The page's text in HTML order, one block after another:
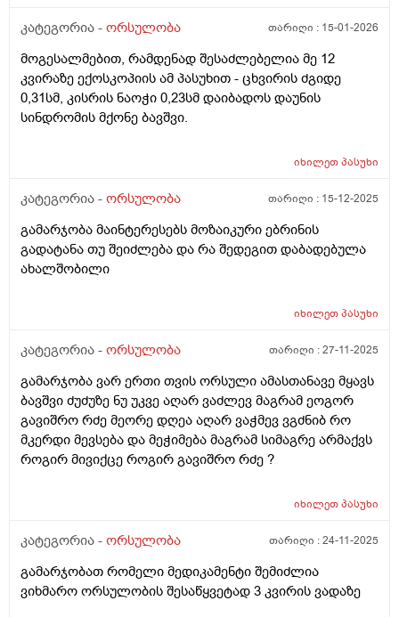
რაც ასე ვარ.
კატეგორია - ორსულობა თარიღი : 15-01-2026
მოგესალმებით, რამდენად შესაძლებელია მე 12
კვირაზე ექოსკოპიის ამ პასუხით - ცხვირის ძგიდე
0,31სმ, კისრის ნაოჭი 0,23სმ დაიბადოს დაუნის
სინდრომის მქონე ბავშვი.
იხილეთპასუხი
კატეგორია - ორსულობა თარიღი : 15-12-2025
გამარჯობა მაინტერესებს მოზაიკური ებრინის
გადატანა თუ შეიძლება და რა შედეგით დაბადებულა
ახალშობილი
იხილეთპასუხი
კატეგორია - ორსულობა თარიღი :27-11-2025
გამარჯობა ვარ ერთი თვის ორსული ამასთანავე მყავს
ბავშვი ძუძუზე ნუ უკვე აღარ ვაძლევ მაგრამ ეოგორ
გავიშრო რძე მეორე დღეა აღარ ვაჭმევ ვგძნიბ რო
მკერდი მევსება და მეჭიმება მაგრამ სიმაგრე არმაქვს
როგირ მივიქცე როგირ გავიშრო რძე ?
იხილეთპასუხი
კატეგორია - ორსულობა თარიღი :24-11-2025
გამარჯობათ რომელი მედიკამენტი შემიძლია
ვიხმარო ორსულობის შესაწყვეტად 3 კვირის ვადაზე